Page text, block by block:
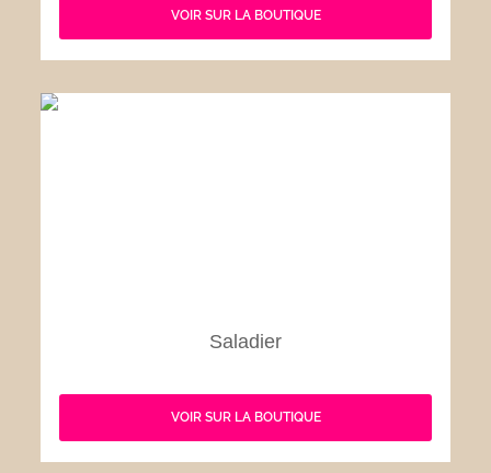
VOIR SUR LA BOUTIQUE
Saladier
VOIR SUR LA BOUTIQUE